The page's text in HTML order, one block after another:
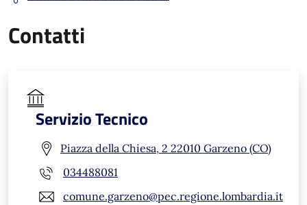
Contatti
Servizio Tecnico
Piazza della Chiesa, 2 22010 Garzeno (CO)
034488081
comune.garzeno@pec.regione.lombardia.it